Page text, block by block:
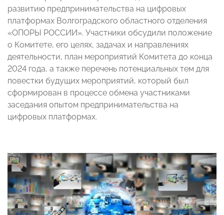
развитию предпринимательства на цифровых
платформах Волгоградского областного отделения
«ОПОРЫ РОССИИ». Участники обсудили положение
о Комитете, его целях, задачах и направлениях
деятельности, план мероприятий Комитета до конца
2024 года, а также перечень потенциальных тем для
повестки будущих мероприятий, который был
сформирован в процессе обмена участниками
заседания опытом предпринимательства на
цифровых платформах.